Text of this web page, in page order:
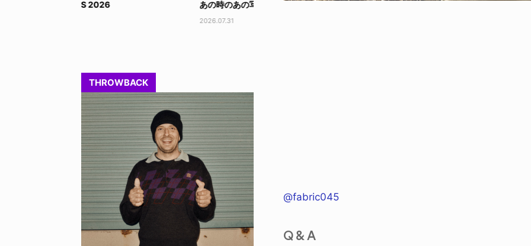
あの時のあの写真
THROWBACK
@fabric045
Q & A